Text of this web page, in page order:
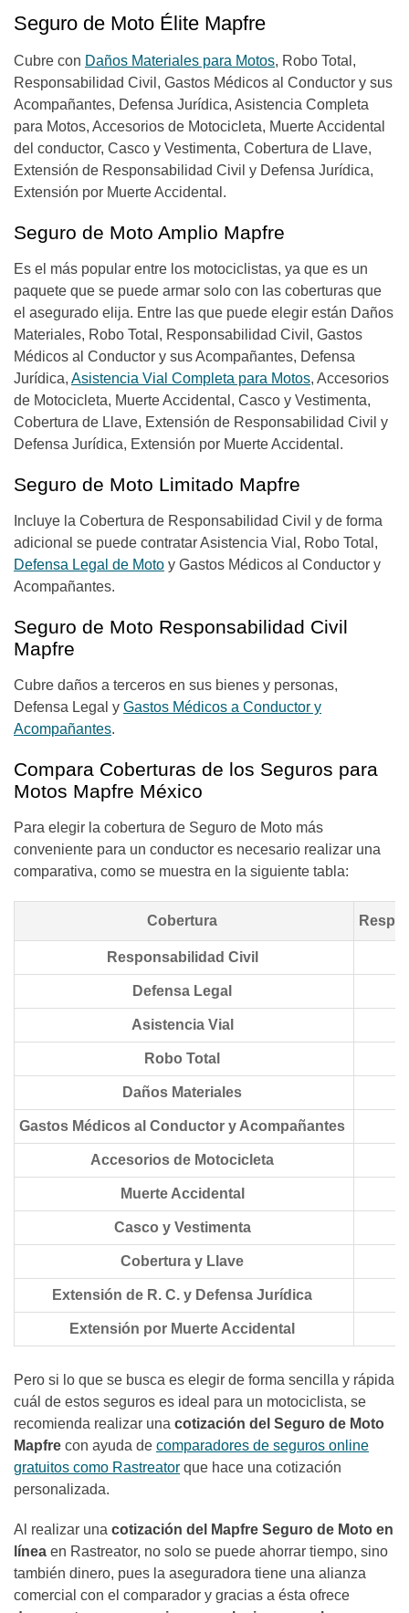
Seguro de Moto Élite Mapfre
Cubre con Daños Materiales para Motos, Robo Total,
Responsabilidad Civil, Gastos Médicos al Conductor y sus
Acompañantes, Defensa Jurídica, Asistencia Completa
para Motos, Accesorios de Motocicleta, Muerte Accidental
del conductor, Casco y Vestimenta, Cobertura de Llave,
Extensión de Responsabilidad Civil y Defensa Jurídica,
Extensión por Muerte Accidental.
Seguro de Moto Amplio Mapfre
Es el más popular entre los motociclistas, ya que es un
paquete que se puede armar solo con las coberturas que
el asegurado elija. Entre las que puede elegir están Daños
Materiales, Robo Total, Responsabilidad Civil, Gastos
Médicos al Conductor y sus Acompañantes, Defensa
Jurídica, Asistencia Vial Completa para Motos, Accesorios
de Motocicleta, Muerte Accidental, Casco y Vestimenta,
Cobertura de Llave, Extensión de Responsabilidad Civil y
Defensa Jurídica, Extensión por Muerte Accidental.
Seguro de Moto Limitado Mapfre
Incluye la Cobertura de Responsabilidad Civil y de forma
adicional se puede contratar Asistencia Vial, Robo Total,
Defensa Legal de Moto y Gastos Médicos al Conductor y
Acompañantes.
Seguro de Moto Responsabilidad Civil
Mapfre
Cubre daños a terceros en sus bienes y personas,
Defensa Legal y Gastos Médicos a Conductor y
Acompañantes.
Compara Coberturas de los Seguros para
Motos Mapfre México
Para elegir la cobertura de Seguro de Moto más
conveniente para un conductor es necesario realizar una
comparativa, como se muestra en la siguiente tabla:
Cobertura
Responsabilidad Civil
Defensa Legal
Asistencia Vial
Robo Total
Daños Materiales
Gastos Médicos al Conductor y Acompañantes
Accesorios de Motocicleta
Muerte Accidental
Casco y Vestimenta
Cobertura y Llave
Extensión de R. C. y Defensa Jurídica
Extensión por Muerte Accidental
Pero si lo que se busca es elegir de forma sencilla y rápida
cuál de estos seguros es ideal para un motociclista, se
recomienda realizar una cotización del Seguro de Moto
Mapfre con ayuda de comparadores de seguros online
gratuitos como Rastreator que hace una cotización
personalizada.
Al realizar una cotización del Mapfre Seguro de Moto en
línea en Rastreator, no solo se puede ahorrar tiempo, sino
también dinero, pues la aseguradora tiene una alianza
comercial con el comparador y gracias a ésta ofrece